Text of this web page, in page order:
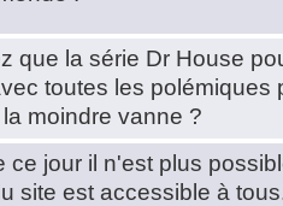
que la série Dr House
toutes les polémiques
moindre vanne ?
ce jour il n'est plus
site est accessible à